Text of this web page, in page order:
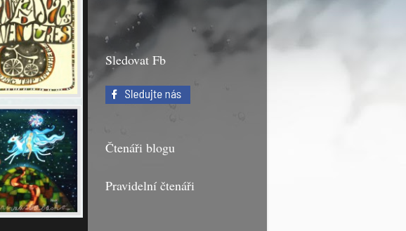
Sledovat Fb
Čtenáři blogu
Pravidelní čtenáři